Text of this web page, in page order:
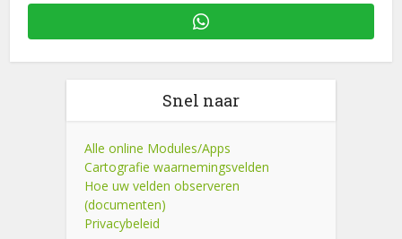
Snel naar
Alle online Modules/Apps
Cartografie waarnemingsvelden
Hoe uw velden observeren
(documenten)
Privacybeleid